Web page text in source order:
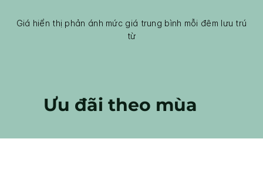
Giá hiển thị phản ánh mức giá trung bình mỗi đêm lưu trú
từ
Ưu đãi theo mùa